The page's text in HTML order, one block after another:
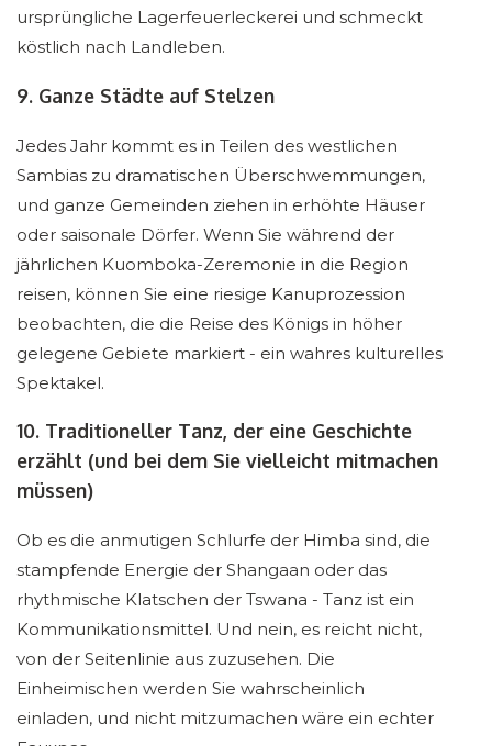
ursprüngliche Lagerfeuerleckerei und schmeckt
köstlich nach Landleben.
9. Ganze Städte auf Stelzen
Jedes Jahr kommt es in Teilen des westlichen
Sambias zu dramatischen Überschwemmungen,
und ganze Gemeinden ziehen in erhöhte Häuser
oder saisonale Dörfer. Wenn Sie während der
jährlichen Kuomboka-Zeremonie in die Region
reisen, können Sie eine riesige Kanuprozession
beobachten, die die Reise des Königs in höher
gelegene Gebiete markiert - ein wahres kulturelles
Spektakel.
10. Traditioneller Tanz, der eine Geschichte
erzählt (und bei dem Sie vielleicht mitmachen
müssen)
Ob es die anmutigen Schlurfe der Himba sind, die
stampfende Energie der Shangaan oder das
rhythmische Klatschen der Tswana - Tanz ist ein
Kommunikationsmittel. Und nein, es reicht nicht,
von der Seitenlinie aus zuzusehen. Die
Einheimischen werden Sie wahrscheinlich
einladen, und nicht mitzumachen wäre ein echter